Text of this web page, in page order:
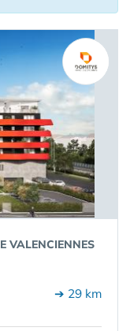
VALENCIENNES
➔ 29 km